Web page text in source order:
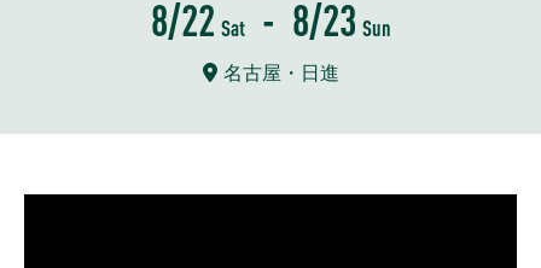
8/22 Sat - 8/23 Sun
名古屋・日進